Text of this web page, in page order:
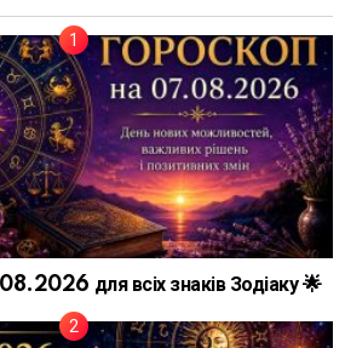
для всіх знаків Зодіаку 🌟